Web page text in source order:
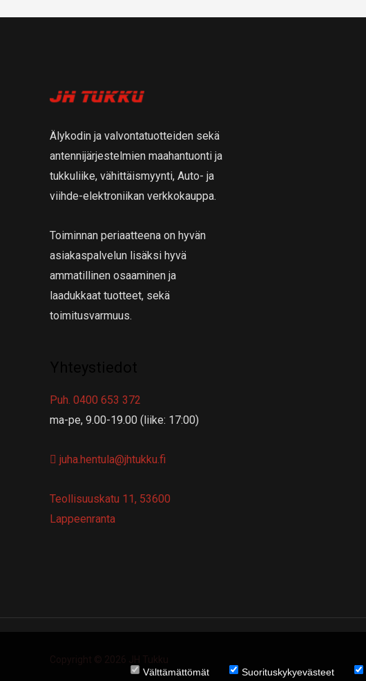
Älykodin ja valvontatuotteiden sekä
antennijärjestelmien maahantuonti ja
tukkuliike, vähittäismyynti, Auto- ja
viihde-elektroniikan verkkokauppa.
Toiminnan periaatteena on hyvän
asiakaspalvelun lisäksi hyvä
ammatillinen osaaminen ja
laadukkaat tuotteet, sekä
toimitusvarmuus.
Puh. 0400 653 372
ma-pe, 9.00-19.00 (liike: 17:00)
juha.hentula@jhtukku.fi
Teollisuuskatu 11, 53600
Lappeenranta
Välttämättömät
Suorituskykyevästeet